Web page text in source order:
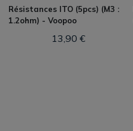
Résistances ITO (5pcs) (M3 :
1.2ohm) - Voopoo
13,90 €